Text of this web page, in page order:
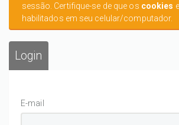
sessão. Certifique-se de que os cookies
habilitados em seu celular/computador.
Login
E-mail